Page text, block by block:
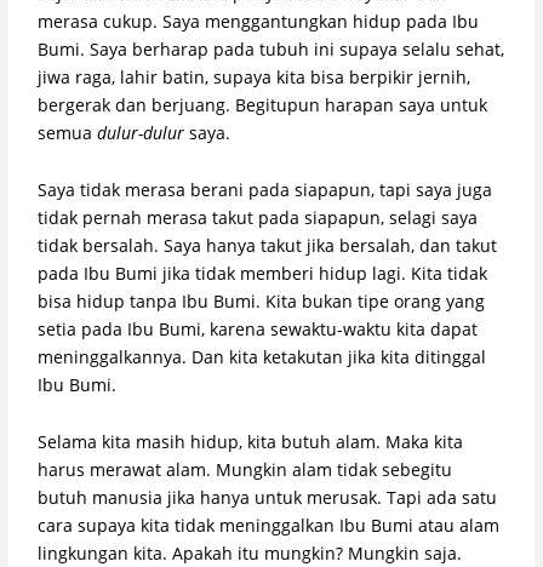
merasa cukup. Saya menggantungkan hidup pada Ibu
Bumi. Saya berharap pada tubuh ini supaya selalu sehat,
jiwa raga, lahir batin, supaya kita bisa berpikir jernih,
bergerak dan berjuang. Begitupun harapan saya untuk
semuadulur-dulur saya.
Saya tidak merasa berani pada siapapun, tapi saya juga
tidak pernah merasa takut pada siapapun, selagi saya
tidak bersalah. Saya hanya takut jika bersalah, dan takut
pada Ibu Bumi jika tidak memberi hidup lagi. Kita tidak
bisa hidup tanpa Ibu Bumi. Kita bukan tipe orang yang
setia pada Ibu Bumi, karena sewaktu-waktu kita dapat
meninggalkannya. Dan kita ketakutan jika kita ditinggal
Ibu Bumi.
Selama kita masih hidup, kita butuh alam. Maka kita
harus merawat alam. Mungkin alam tidak sebegitu
butuh manusia jika hanya untuk merusak. Tapi ada satu
cara supaya kita tidak meninggalkan Ibu Bumi atau alam
lingkungan kita. Apakah itu mungkin? Mungkin saja.